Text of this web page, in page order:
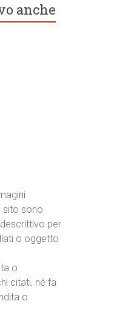
anche
sito sono
per
o oggetto
o
citati, né fa
o